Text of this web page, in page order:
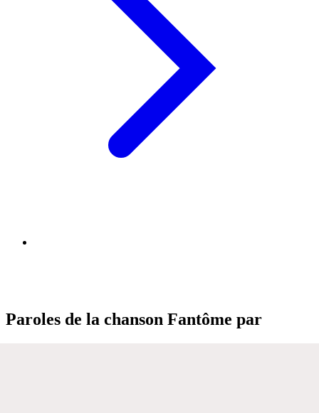
Paroles de la chanson Fantôme par